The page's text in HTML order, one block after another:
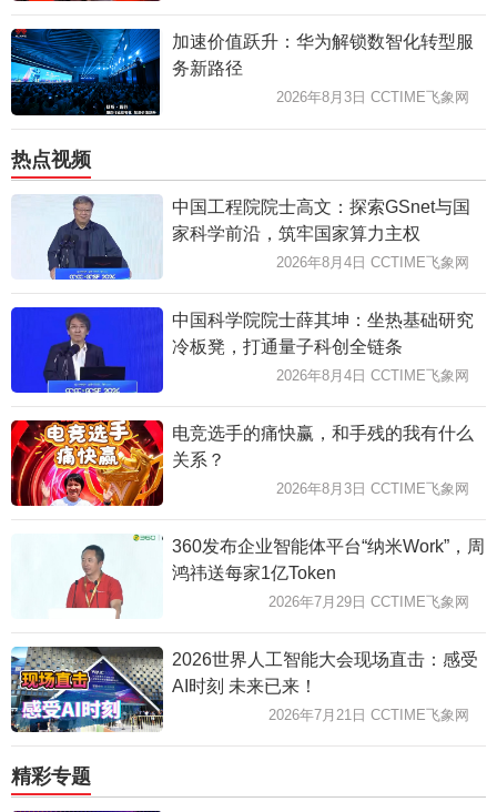
加速价值跃升：华为解锁数智化转型服
务新路径
2026年8月3日 CCTIME飞象网
热点视频
中国工程院院士高文：探索GSnet与国
家科学前沿，筑牢国家算力主权
2026年8月4日 CCTIME飞象网
中国科学院院士薛其坤：坐热基础研究
冷板凳，打通量子科创全链条
2026年8月4日 CCTIME飞象网
电竞选手的痛快赢，和手残的我有什么
关系？
2026年8月3日 CCTIME飞象网
360发布企业智能体平台“纳米Work”，周
鸿祎送每家1亿Token
2026年7月29日 CCTIME飞象网
2026世界人工智能大会现场直击：感受
AI时刻 未来已来！
2026年7月21日 CCTIME飞象网
精彩专题